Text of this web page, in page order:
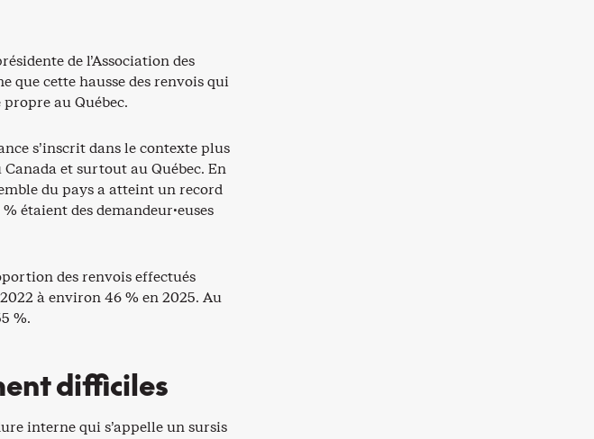
de l’Association des
que cette hausse des renvois qui
au Québec.
s’inscrit dans le contexte plus
et surtout au Québec. En
du pays a atteint un record
étaient des demandeur·euses
des renvois effectués
à environ 46 % en 2025. Au
%.
difficiles
interne qui s’appelle un sursis